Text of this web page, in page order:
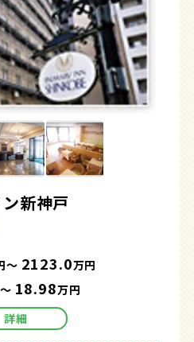
新神戸
～ 2123.0万円
18.98万円
詳細